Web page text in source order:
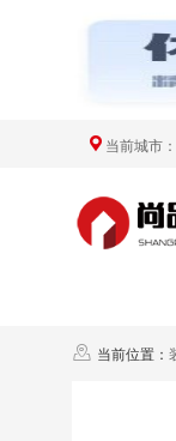
当前城市：
当前位置：